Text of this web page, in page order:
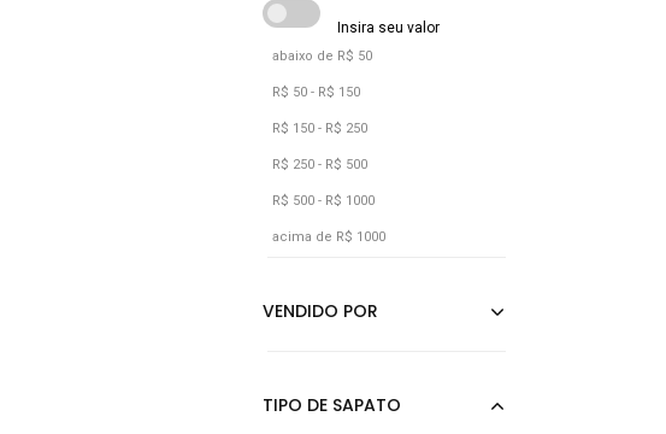
abaixo de R$ 50
R$ 50 - R$ 150
R$ 150 - R$ 250
R$ 250 - R$ 500
R$ 500 - R$ 1000
acima de R$ 1000